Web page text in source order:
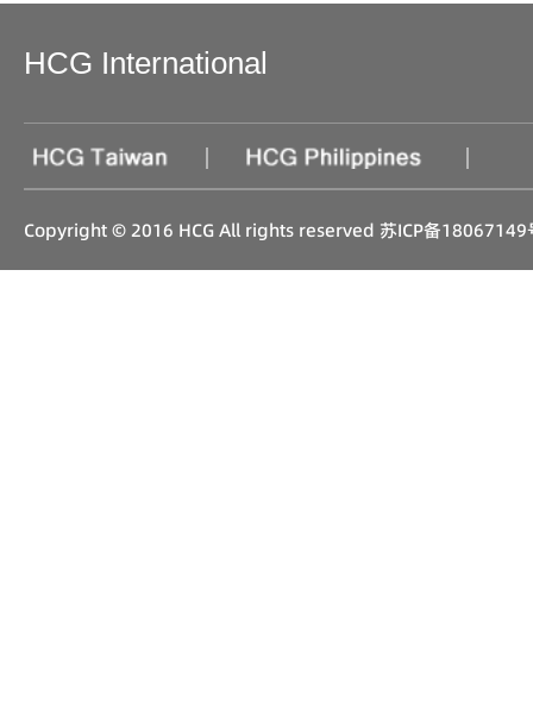
HCG International
| |
Copyright © 2016 HCG All rights reserved 苏ICP备